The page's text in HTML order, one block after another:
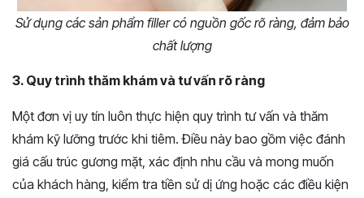
Sử dụng các sản phẩm filler có nguồn gốc rõ ràng, đảm bảo
chất lượng
3. Quy trình thăm khám và tư vấn rõ ràng
Một đơn vị uy tín luôn thực hiện quy trình tư vấn và thăm
khám kỹ lưỡng trước khi tiêm. Điều này bao gồm việc đánh
giá cấu trúc gương mặt, xác định nhu cầu và mong muốn
của khách hàng, kiểm tra tiền sử dị ứng hoặc các điều kiện